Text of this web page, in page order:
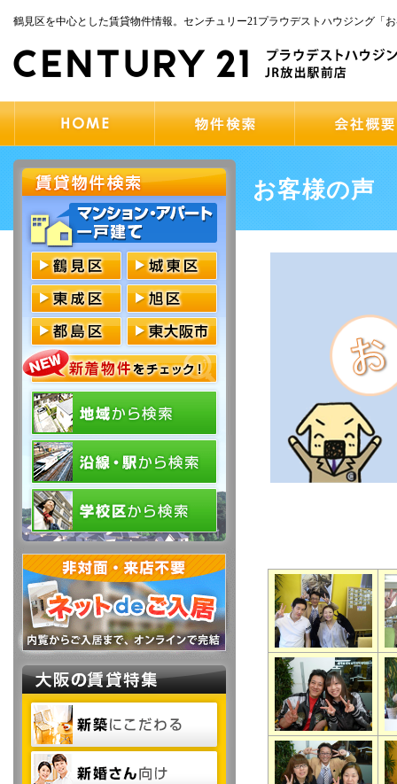
鶴見区を中心とした賃貸物件情報。センチュリー21プラウデストハウジング「
お客様の声